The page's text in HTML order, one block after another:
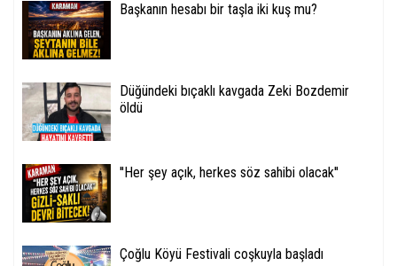
Başkanın hesabı bir taşla iki kuş mu?
Düğündeki bıçaklı kavgada Zeki Bozdemir
öldü
''Her şey açık, herkes söz sahibi olacak''
Çoğlu Köyü Festivali coşkuyla başladı